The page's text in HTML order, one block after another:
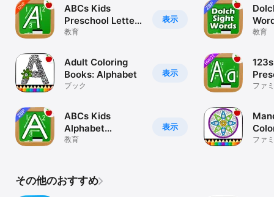
表示
ABCs Kids
Preschool Letter
Writing DNP -
Letters & Write
Numbers Game
教育
表示
Adult Coloring
Books: Alphabet
ブック
表示
ABCs Kids
Alphabet
Handwriting &
Letter Tracing
Game
教育
教育
ファ
ファ
その他のおすすめ